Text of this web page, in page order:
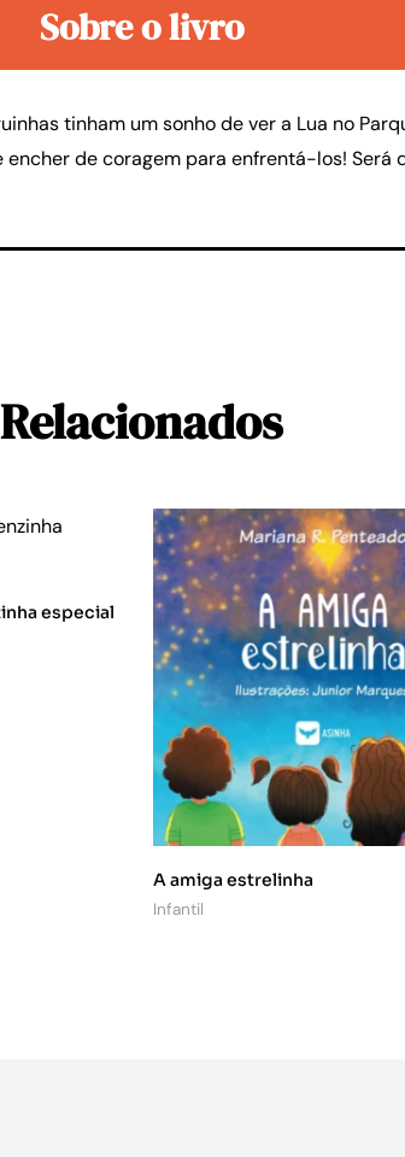
Sobre o livro
tinham um sonho de ver a Lua no
de coragem para enfrentá-los!
Relacionados
especial
A amiga estrelinha
Infantil